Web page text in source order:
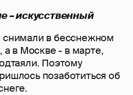
– искусственный
в бесснежном
а в Москве - в марте,
Поэтому
позаботиться об